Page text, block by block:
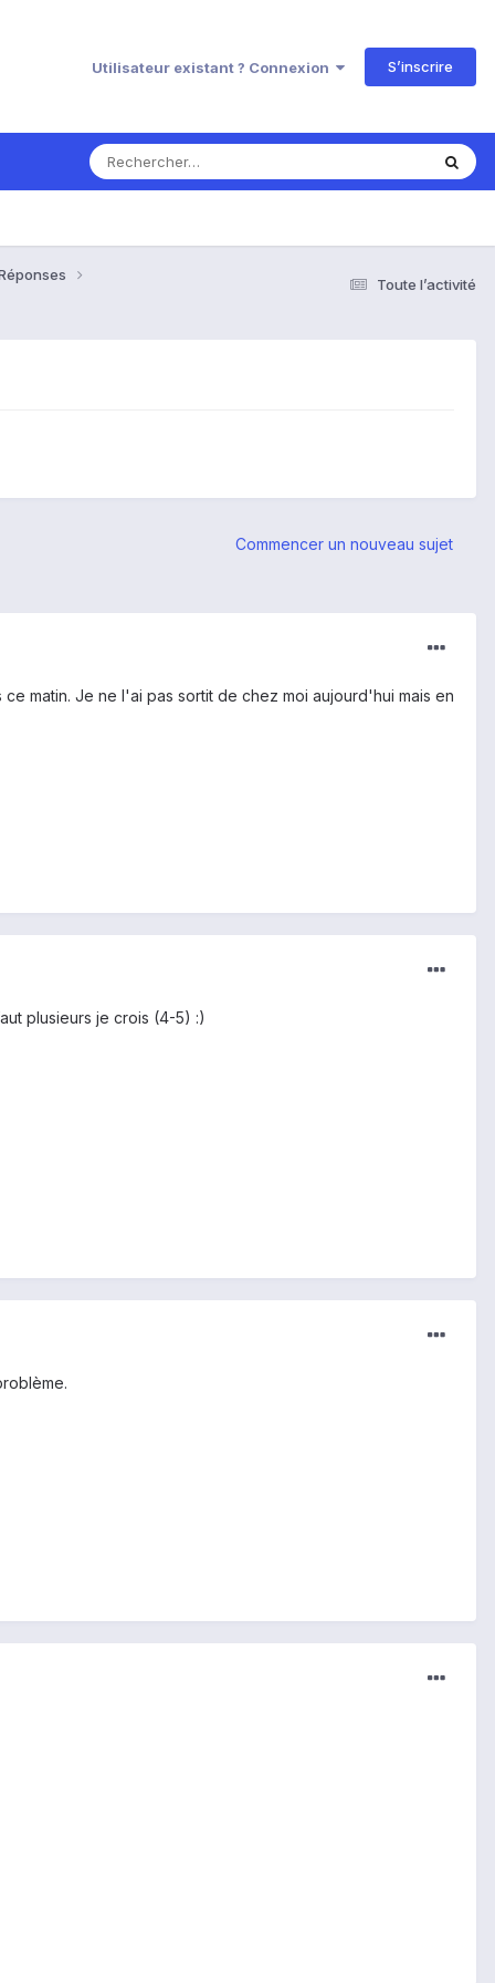
Utilisateur existant ? Connexion S’inscrire
Toute l’activité
Commencer un nouveau sujet
matin. Je ne l'ai pas sortit de chez moi aujourd'hui mais en
plusieurs je crois (4-5) :)